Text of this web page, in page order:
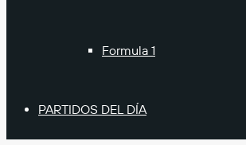
Formula 1
PARTIDOS DEL DÍA